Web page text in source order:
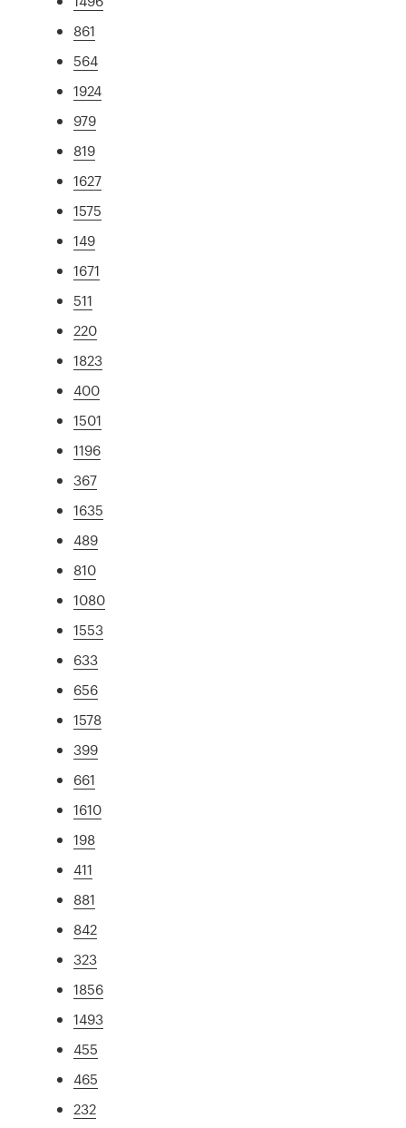
861
564
1924
979
819
1627
1575
149
1671
511
220
1823
400
1501
1196
367
1635
489
810
1080
1553
633
656
1578
399
661
1610
198
411
881
842
323
1856
1493
455
465
232